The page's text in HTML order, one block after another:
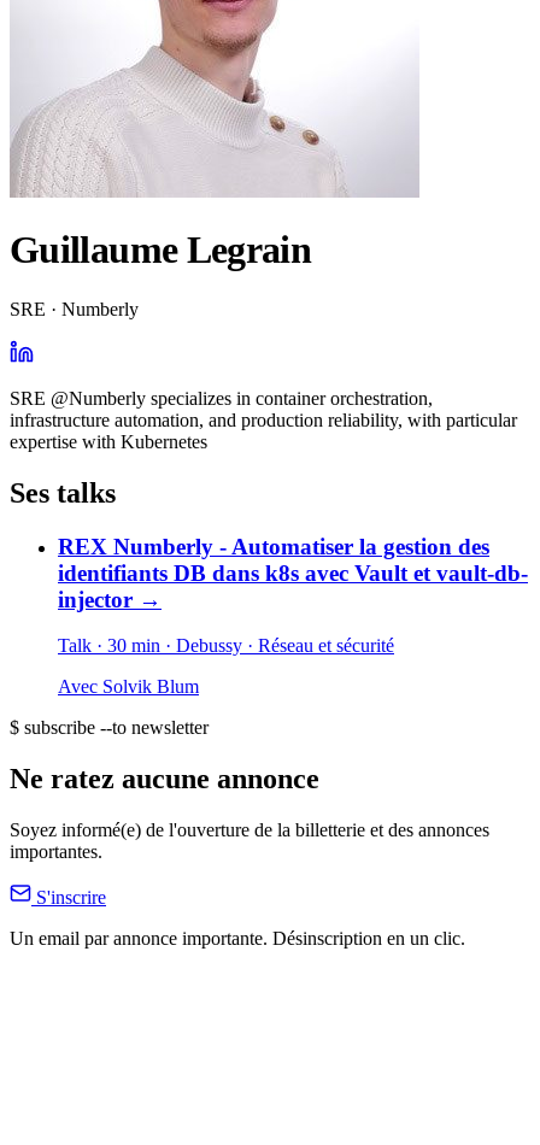
Guillaume Legrain
SRE · Numberly
SRE @Numberly specializes in container orchestration,
infrastructure automation, and production reliability, with particular
expertise with Kubernetes
Ses talks
REX Numberly - Automatiser la gestion des
identifiants DB dans k8s avec Vault et vault-db-
injector →
Talk · 30 min · Debussy · Réseau et sécurité
Avec Solvik Blum
$ subscribe --to newsletter
Ne ratez aucune annonce
Soyez informé(e) de l'ouverture de la billetterie et des annonces
importantes.
S'inscrire
Un email par annonce importante. Désinscription en un clic.